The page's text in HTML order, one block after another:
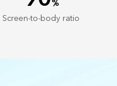
%
Screen-to-body ratio